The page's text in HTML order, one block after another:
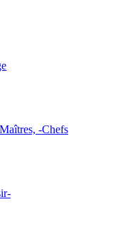
-Chefs